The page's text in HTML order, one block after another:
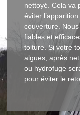
nettoyé. Cela va
éviter
couverture.
fiables et
toiture. Si votre
algues, après
ou hydrofuge
pour éviter le